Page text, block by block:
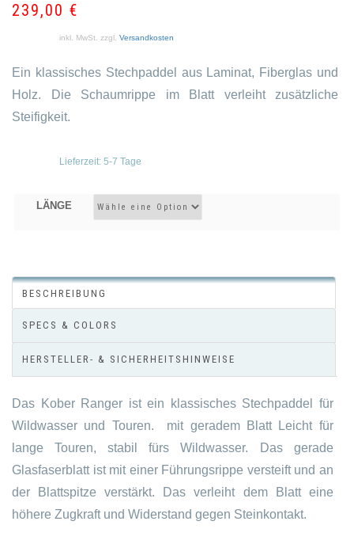
239,00 €
inkl. MwSt. zzgl. Versandkosten
Ein klassisches Stechpaddel aus Laminat, Fiberglas und
Holz. Die Schaumrippe im Blatt verleiht zusätzliche
Steifigkeit.
Lieferzeit: 5-7 Tage
LÄNGE
BESCHREIBUNG
SPECS & COLORS
HERSTELLER- & SICHERHEITSHINWEISE
Das Kober Ranger ist ein klassisches Stechpaddel für
Wildwasser und Touren. mit geradem Blatt Leicht für
lange Touren, stabil fürs Wildwasser. Das gerade
Glasfaserblatt ist mit einer Führungsrippe versteift und an
der Blattspitze verstärkt. Das verleiht dem Blatt eine
höhere Zugkraft und Widerstand gegen Steinkontakt.